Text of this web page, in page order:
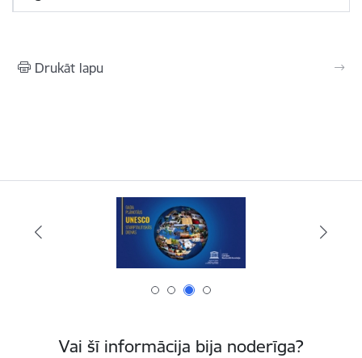
Drukāt lapu
Vai šī informācija bija noderīga?